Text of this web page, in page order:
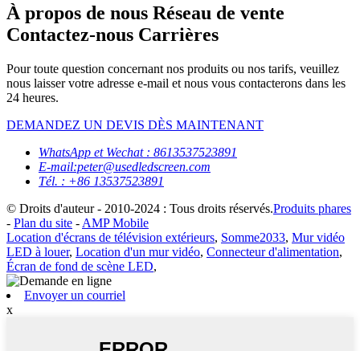
À propos de nous Réseau de vente
Contactez-nous Carrières
Pour toute question concernant nos produits ou nos tarifs, veuillez
nous laisser votre adresse e-mail et nous vous contacterons dans les
24 heures.
DEMANDEZ UN DEVIS DÈS MAINTENANT
WhatsApp et Wechat : 8613537523891
E-mail:peter@usedledscreen.com
Tél. : +86 13537523891
© Droits d'auteur - 2010-2024 : Tous droits réservés.Produits phares
- Plan du site - AMP Mobile
Location d'écrans de télévision extérieurs, Somme2033, Mur vidéo
LED à louer, Location d'un mur vidéo, Connecteur d'alimentation,
Écran de fond de scène LED,
Envoyer un courriel
x